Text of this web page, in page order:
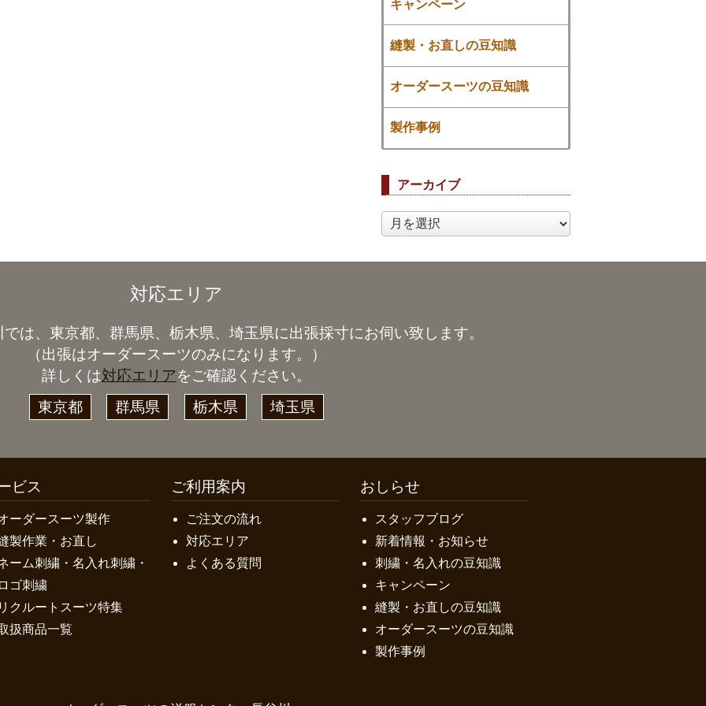
キャンペーン
縫製・お直しの豆知識
オーダースーツの豆知識
製作事例
アーカイブ
ア
ー
対応エリア
は、東京都、群馬県、栃木県、埼玉県に出張採寸にお伺い致します。
（出張はオーダースーツのみになります。）
詳しくは対応エリアをご確認ください。
東京都
群馬県 栃木県 埼玉県
ビス
ーダースーツ製作
製作業・お直し
ーム刺繍・名入れ刺繍・
ロゴ刺繍
リクルートスーツ特集
扱商品一覧
ご利用案内
ご注文の流れ
対応エリア
よくある質問
おしらせ
スタッフブログ
新着情報・お知らせ
刺繍・名入れの豆知識
キャンペーン
縫製・お直しの豆知識
オーダースーツの豆知識
製作事例